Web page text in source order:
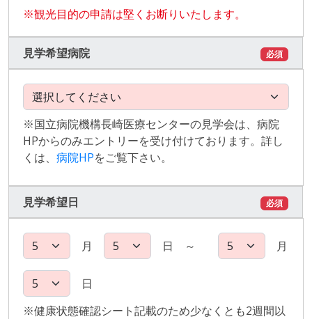
※観光目的の申請は堅くお断りいたします。
見学希望病院 必須
※国立病院機構長崎医療センターの見学会は、病院
HPからのみエントリーを受け付けております。詳し
くは、 病院HPをご覧下さい。
見学希望日 必須
月 日 ～ 月
日
※健康状態確認シート記載のため少なくとも2週間以